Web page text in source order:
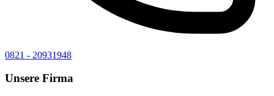
0821 - 20931948
Unsere Firma